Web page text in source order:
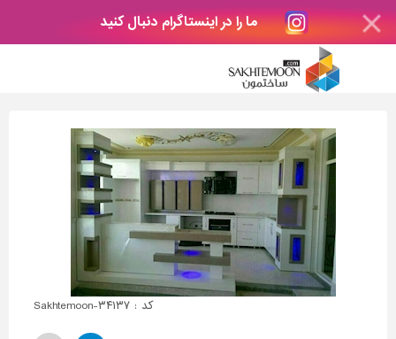
ما را در اینستاگرام دنبال کنید
کد : Sakhtemoon-۳۴۱۳۷